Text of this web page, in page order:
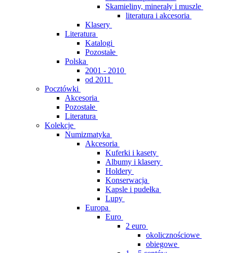
Skamieliny, minerały i muszle
literatura i akcesoria
Klasery
Literatura
Katalogi
Pozostałe
Polska
2001 - 2010
od 2011
Pocztówki
Akcesoria
Pozostałe
Literatura
Kolekcje
Numizmatyka
Akcesoria
Kuferki i kasety
Albumy i klasery
Holdery
Konserwacja
Kapsle i pudełka
Lupy
Europa
Euro
2 euro
okolicznościowe
obiegowe